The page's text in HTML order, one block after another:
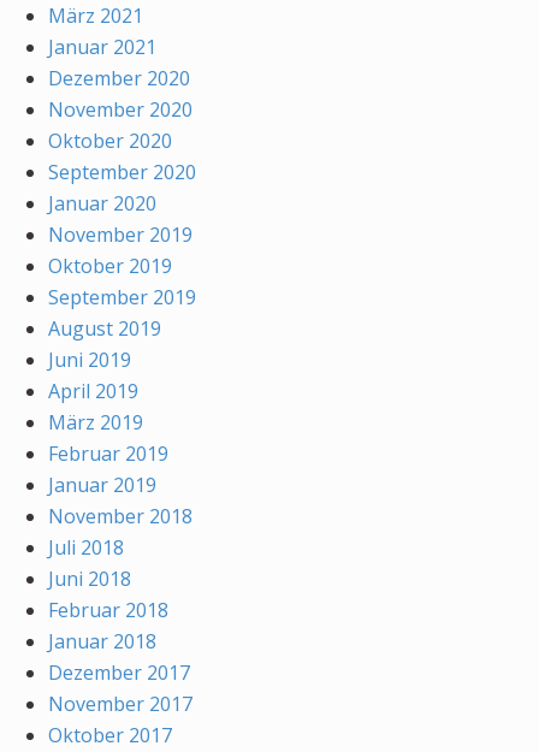
März 2021
Januar 2021
Dezember 2020
November 2020
Oktober 2020
September 2020
Januar 2020
November 2019
Oktober 2019
September 2019
August 2019
Juni 2019
April 2019
März 2019
Februar 2019
Januar 2019
November 2018
Juli 2018
Juni 2018
Februar 2018
Januar 2018
Dezember 2017
November 2017
Oktober 2017